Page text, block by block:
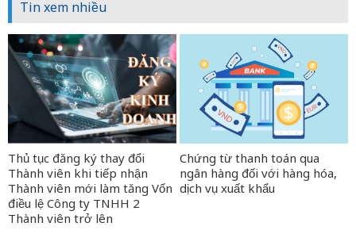
Tin xem nhiều
Thủ tục đăng ký thay đổi
Thành viên khi tiếp nhận
Thành viên mới làm tăng Vốn
điều lệ Công ty TNHH 2
Thành viên trở lên
Chứng từ thanh toán qua
ngân hàng đối với hàng hóa,
dịch vụ xuất khẩu